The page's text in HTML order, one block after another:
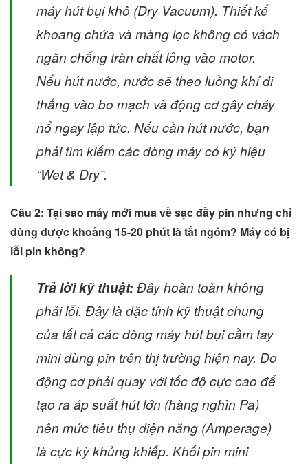
máy hút bụi khô (Dry Vacuum). Thiết kế
khoang chứa và màng lọc không có vách
ngăn chống tràn chất lỏng vào motor.
Nếu hút nước, nước sẽ theo luồng khí đi
thẳng vào bo mạch và động cơ gây cháy
nổ ngay lập tức. Nếu cần hút nước, bạn
phải tìm kiếm các dòng máy có ký hiệu
“Wet & Dry”.
Câu 2: Tại sao máy mới mua về sạc đầy pin nhưng chỉ
dùng được khoảng 15-20 phút là tắt ngóm? Máy có bị
lỗi pin không?
Trả lời kỹ thuật: Đây hoàn toàn không
phải lỗi. Đây là đặc tính kỹ thuật chung
của tất cả các dòng máy hút bụi cầm tay
mini dùng pin trên thị trường hiện nay. Do
động cơ phải quay với tốc độ cực cao để
tạo ra áp suất hút lớn (hàng nghìn Pa)
nên mức tiêu thụ điện năng (Amperage)
là cực kỳ khủng khiếp. Khối pin mini